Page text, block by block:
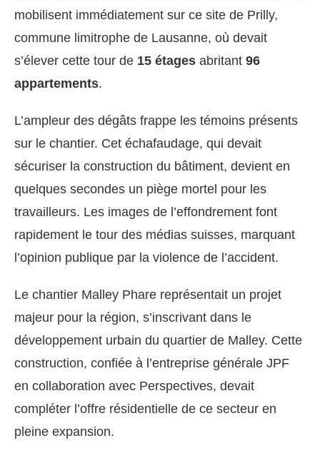
mobilisent immédiatement sur ce site de Prilly,
commune limitrophe de Lausanne, où devait
s’élever cette tour de 15 étages abritant 96
appartements.
L’ampleur des dégâts frappe les témoins présents
sur le chantier. Cet échafaudage, qui devait
sécuriser la construction du bâtiment, devient en
quelques secondes un piège mortel pour les
travailleurs. Les images de l’effondrement font
rapidement le tour des médias suisses, marquant
l’opinion publique par la violence de l’accident.
Le chantier Malley Phare représentait un projet
majeur pour la région, s’inscrivant dans le
développement urbain du quartier de Malley. Cette
construction, confiée à l’entreprise générale JPF
en collaboration avec Perspectives, devait
compléter l’offre résidentielle de ce secteur en
pleine expansion.